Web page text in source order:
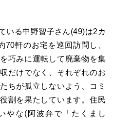
いる中野智子さん(49)は2カ
70軒のお宅を巡回訪問し、
巧みに運転して廃棄物を集
だけでなく、それぞれのお
ちが孤立しないよう、コミ
割を果たしています。住民
やな(阿波弁で「たくまし